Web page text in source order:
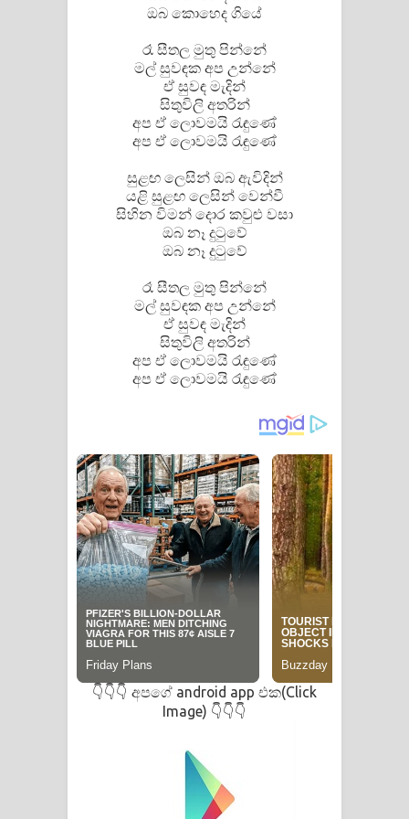
පද පෙළ
ඔබ කොහෙද ගියේ
රෑ සීතල මුතු පින්නේ
මල් සුවඳක අප උන්නේ
ඒ සුවඳ මැදින්
සිතුවිලි අතරින්
අප ඒ ලොවමයි රැඳුණේ
අප ඒ ලොවමයි රැඳුණේ
සුළඟ ලෙසින් ඔබ ඇවිදින්
යළි සුළඟ ලෙසින් වෙන්වී
සිහින විමන් දොර කවුළු වසා
ඔබ නෑ දුටුවේ
ඔබ නෑ දුටුවේ
රෑ සීතල මුතු පින්නේ
මල් සුවඳක අප උන්නේ
ඒ සුවඳ මැදින්
සිතුවිලි අතරින්
අප ඒ ලොවමයි රැඳුණේ
අප ඒ ලොවමයි රැඳුණේ
👇👇👇 අපගේ android app එක(Click
Image) 👇👇👇